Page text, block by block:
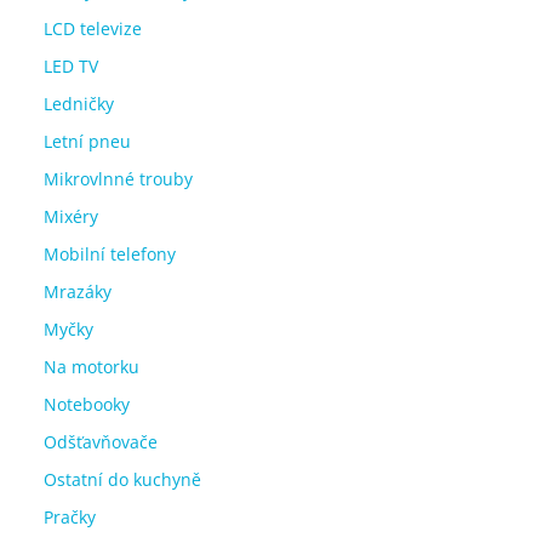
LCD televize
LED TV
Ledničky
Letní pneu
Mikrovlnné trouby
Mixéry
Mobilní telefony
Mrazáky
Myčky
Na motorku
Notebooky
Odšťavňovače
Ostatní do kuchyně
Pračky